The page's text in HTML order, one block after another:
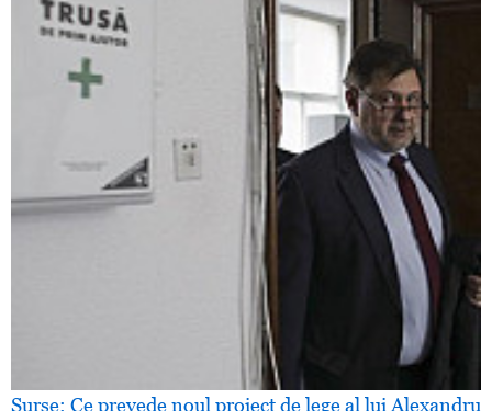
Surse: Ce prevede noul proiect de lege al lui Alexandru